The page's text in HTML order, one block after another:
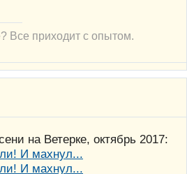
Все приходит с опытом.
на Ветерке, октябрь 2017: